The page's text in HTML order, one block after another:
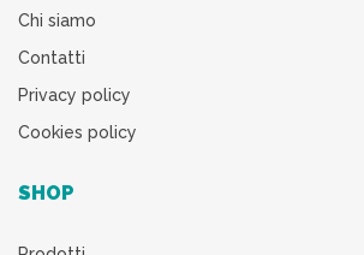
Chi siamo
Contatti
Privacy policy
Cookies policy
SHOP